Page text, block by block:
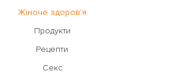
Жіноче здоров'я
Продукти
Рецепти
Секс